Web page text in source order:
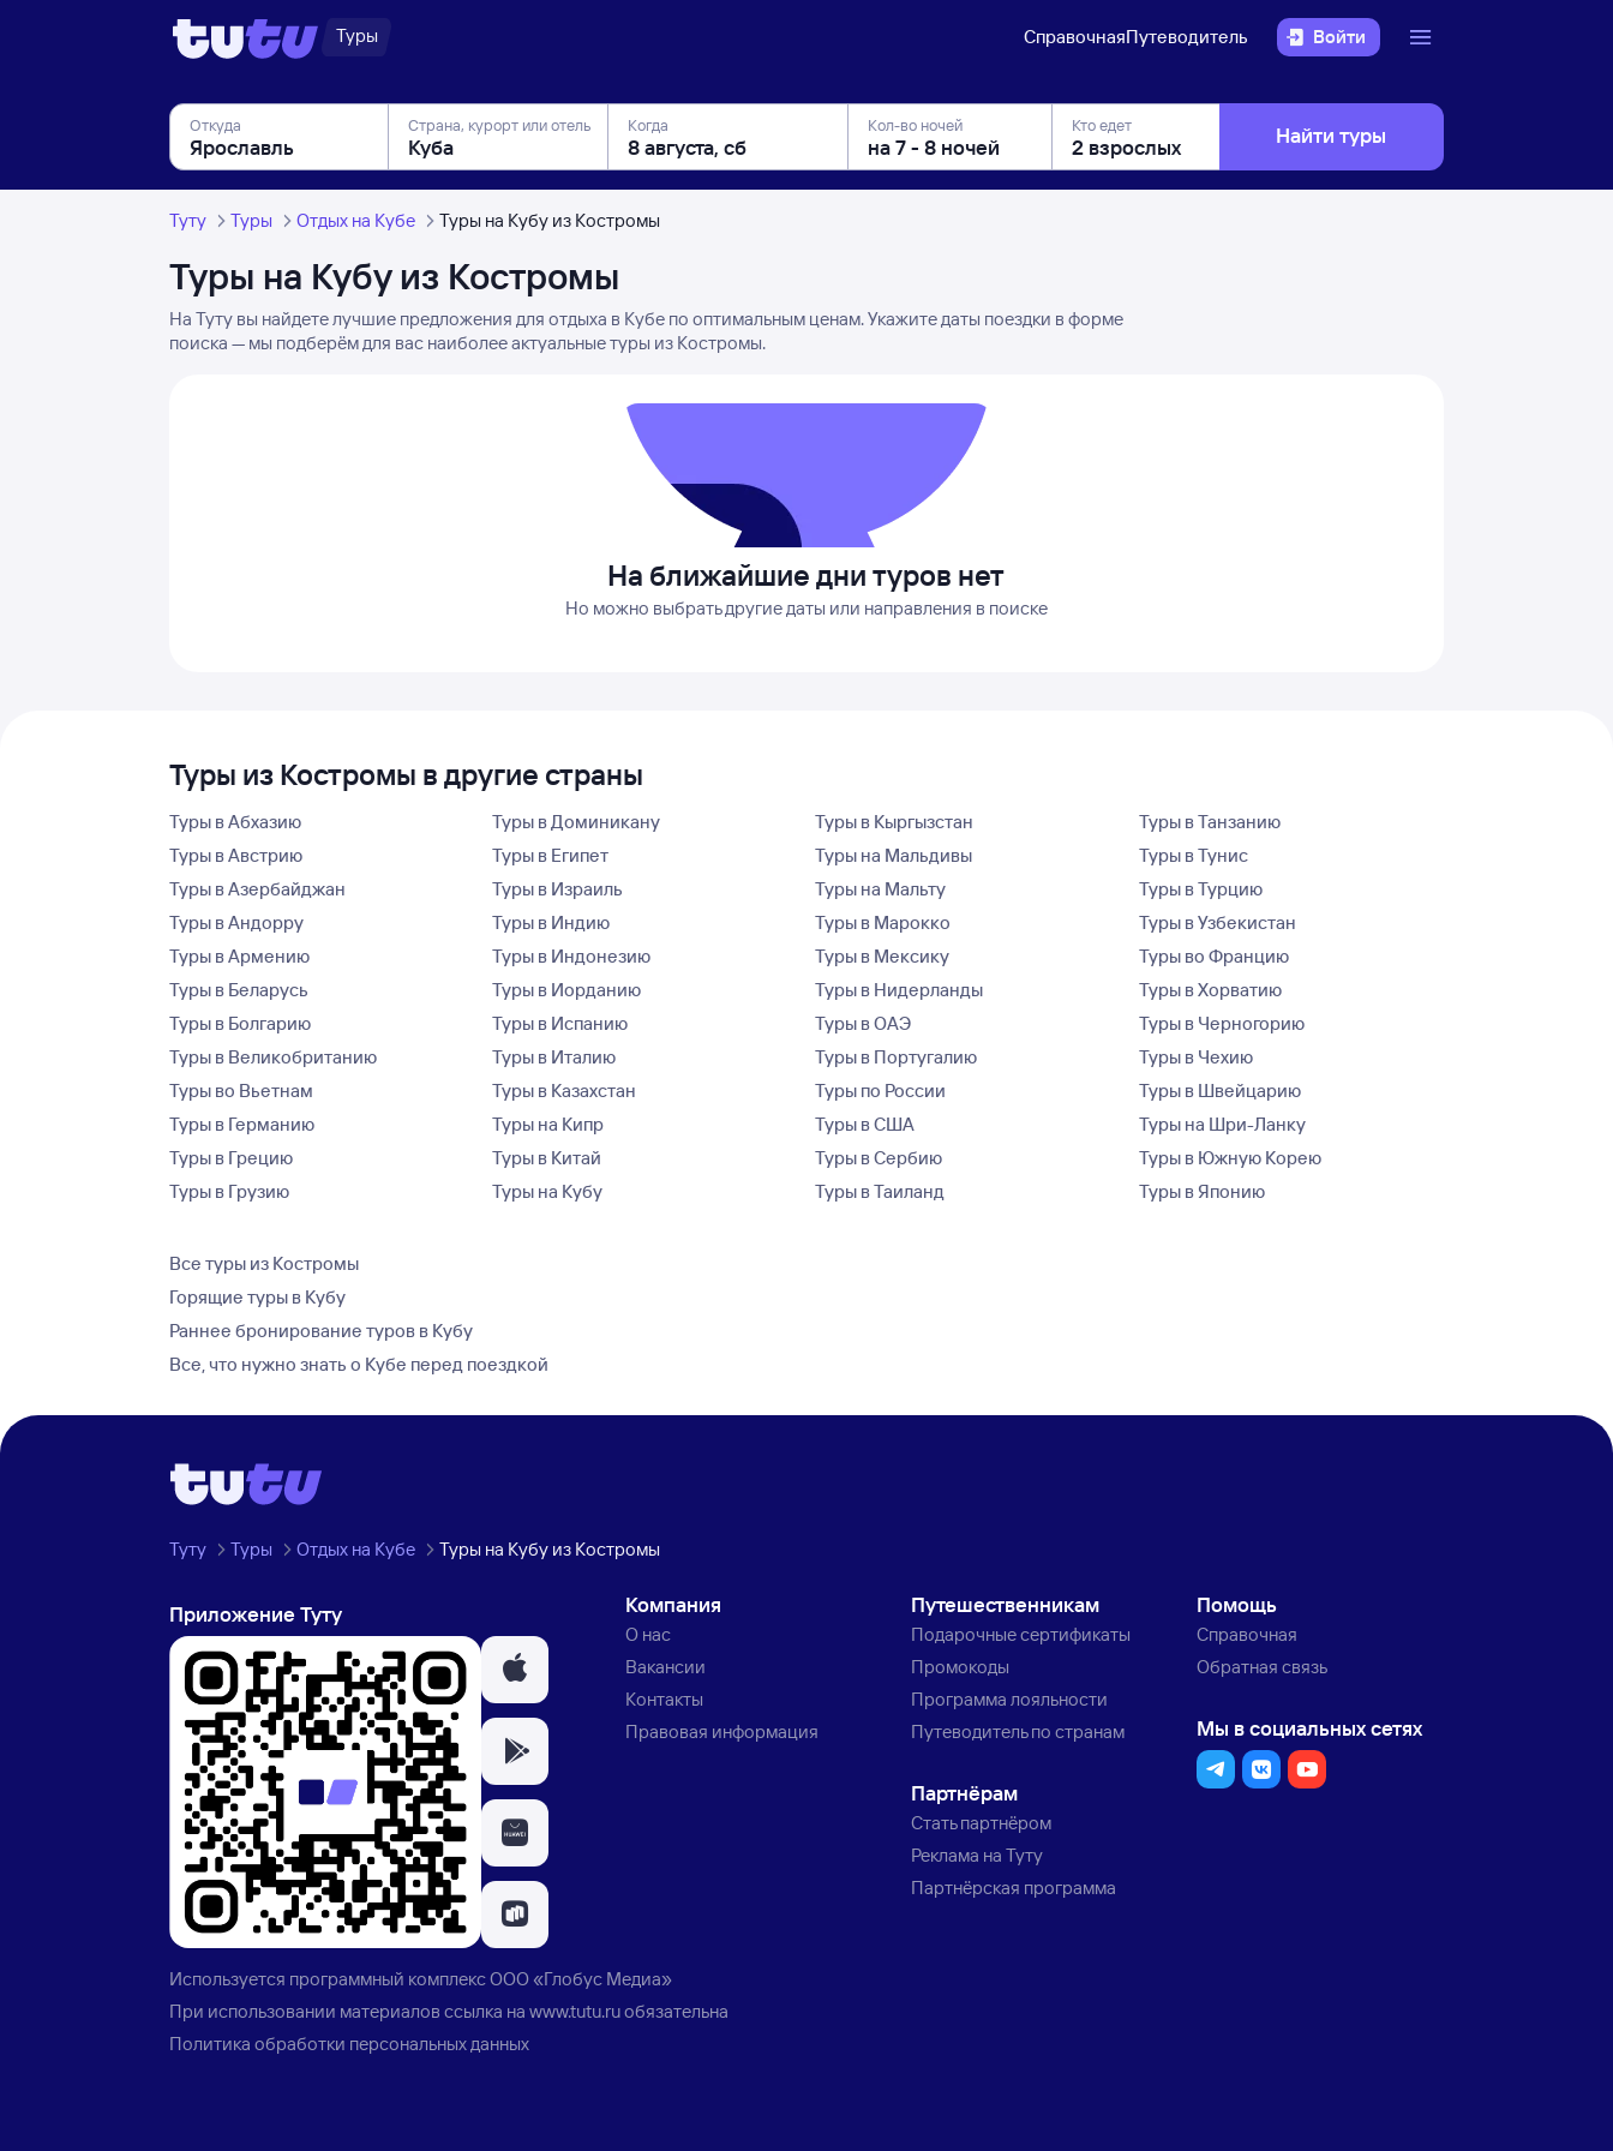
Туры СправочнаяПутеводитель Войти
Откуда Страна, курорт или отель Когда Кол-во ночей Кто едет Найти туры
Туту Туры Отдых на Кубе Туры на Кубу из Костромы
Туры на Кубу из Костромы
На Туту вы найдете лучшие предложения для отдыха в Кубе по оптимальным ценам. Укажите даты поездки в форме
поиска — мы подберём для вас наиболее актуальные туры из Костромы.
На ближайшие дни туров нет
Но можно выбрать другие даты или направления в поиске
Туры из Костромы в другие страны
Туры в Абхазию
Туры в Австрию
Туры в Азербайджан
Туры в Андорру
Туры в Армению
Туры в Беларусь
Туры в Болгарию
Туры в Великобританию
Туры во Вьетнам
Туры в Германию
Туры в Грецию
Туры в Грузию
Туры в Доминикану
Туры в Египет
Туры в Израиль
Туры в Индию
Туры в Индонезию
Туры в Иорданию
Туры в Испанию
Туры в Италию
Туры в Казахстан
Туры на Кипр
Туры в Китай
Туры на Кубу
Туры в Кыргызстан
Туры на Мальдивы
Туры на Мальту
Туры в Марокко
Туры в Мексику
Туры в Нидерланды
Туры в ОАЭ
Туры в Португалию
Туры по России
Туры в США
Туры в Сербию
Туры в Таиланд
Туры в Танзанию
Туры в Тунис
Туры в Турцию
Туры в Узбекистан
Туры во Францию
Туры в Хорватию
Туры в Черногорию
Туры в Чехию
Туры в Швейцарию
Туры на Шри-Ланку
Туры в Южную Корею
Туры в Японию
Все туры из Костромы
Горящие туры в Кубу
Раннее бронирование туров в Кубу
Все, что нужно знать о Кубе перед поездкой
Туту Туры Отдых на Кубе Туры на Кубу из Костромы
Приложение Туту Компания
О нас
Вакансии
Контакты
Правовая информация
Путешественникам
Подарочные сертификаты
Промокоды
Программа лояльности
Путеводитель по странам
Партнёрам
Стать партнёром
Реклама на Туту
Партнёрская программа
Помощь
Справочная
Обратная связь
Мы в социальных сетях
Используется программный комплексООО «Глобус Медиа»
При использовании материалов ссылка наwww.tutu.ruобязательна
Политика обработки персональных данных